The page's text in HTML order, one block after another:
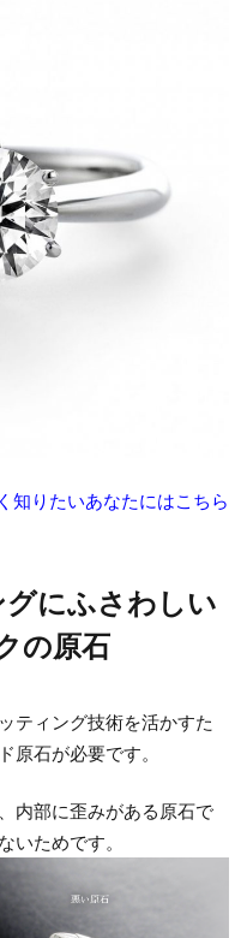
知りたいあなたにはこちら
にふさわしい
の原石
ティング技術を活かすた
原石が必要です。
内部に歪みがある原石で
いためです。